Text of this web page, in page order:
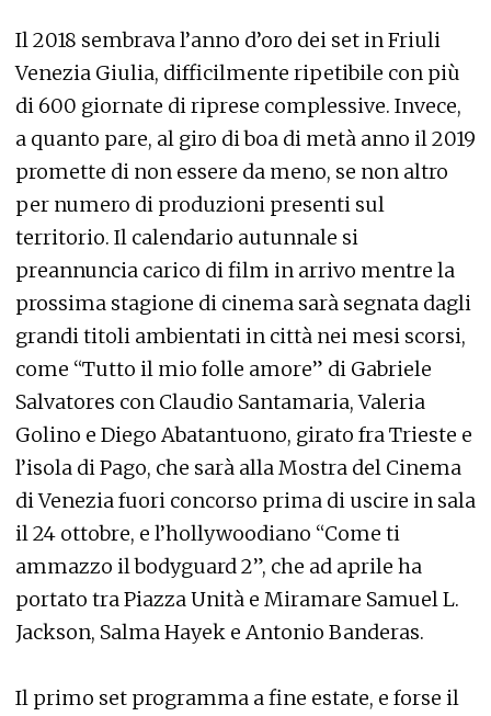
Il 2018 sembrava l’anno d’oro dei set in Friuli
Venezia Giulia, difficilmente ripetibile con più
di 600 giornate di riprese complessive. Invece,
a quanto pare, al giro di boa di metà anno il 2019
promette di non essere da meno, se non altro
per numero di produzioni presenti sul
territorio. Il calendario autunnale si
preannuncia carico di film in arrivo mentre la
prossima stagione di cinema sarà segnata dagli
grandi titoli ambientati in città nei mesi scorsi,
come “Tutto il mio folle amore” di Gabriele
Salvatores con Claudio Santamaria, Valeria
Golino e Diego Abatantuono, girato fra Trieste e
l’isola di Pago, che sarà alla Mostra del Cinema
di Venezia fuori concorso prima di uscire in sala
il 24 ottobre, e l’hollywoodiano “Come ti
ammazzo il bodyguard 2”, che ad aprile ha
portato tra Piazza Unità e Miramare Samuel L.
Jackson, Salma Hayek e Antonio Banderas.
Il primo set programma a fine estate, e forse il